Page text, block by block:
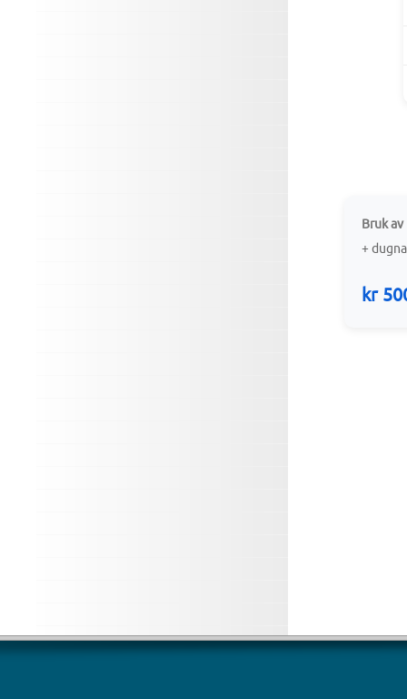
Bruk av
+
kr